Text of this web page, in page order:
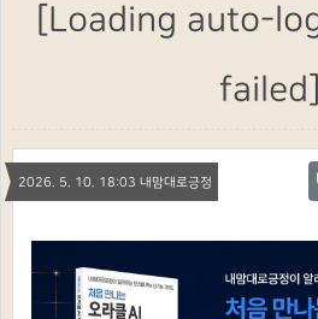
[Loading auto-
failed]
2026. 5. 10. 18:03 내맘대로긍정